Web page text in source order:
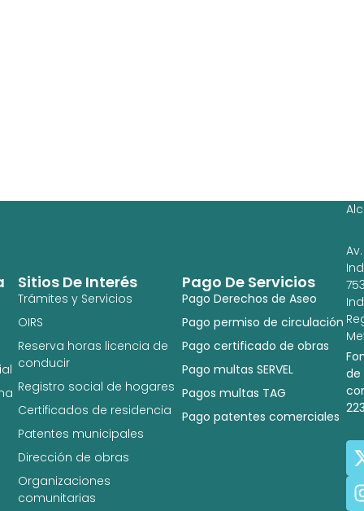
Pago De Servicios
Pago Derechos de Aseo
Pago permiso de circulación
Pago certificado de obras
Pago multas SERVEL
Pagos multas TAG
Pago patentes comerciales
Sitios De Interés
Trámites y Servicios
OIRS
Reserva horas licencia de
conducir
Registro social de hogares
Certificados de residencia
Patentes municipales
Dirección de obras
Organizaciones
comunitarias
Av.
de